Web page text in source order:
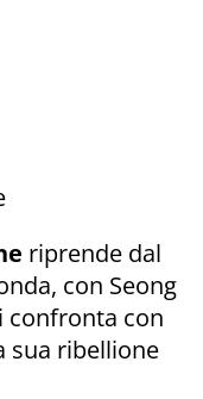
riprende dal
con Seong
confronta con
sua ribellione